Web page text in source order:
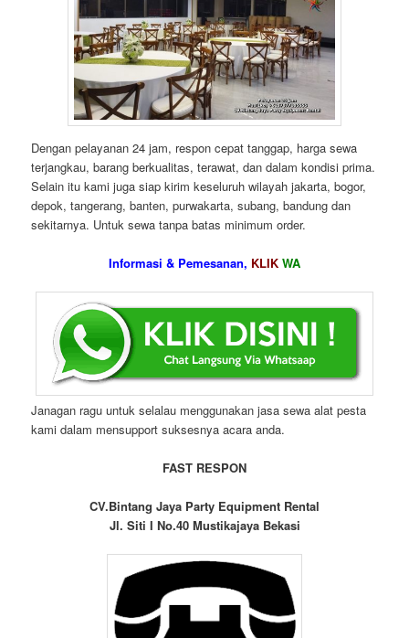
Dengan pelayanan 24 jam, respon cepat tanggap, harga sewa
terjangkau, barang berkualitas, terawat, dan dalam kondisi prima.
Selain itu kami juga siap kirim keseluruh wilayah jakarta, bogor,
depok, tangerang, banten, purwakarta, subang, bandung dan
sekitarnya. Untuk sewa tanpa batas minimum order.
Informasi & Pemesanan, KLIK WA
Janagan ragu untuk selalau menggunakan jasa sewa alat pesta
kami dalam mensupport suksesnya acara anda.
FAST RESPON
CV.Bintang Jaya Party Equipment Rental
Jl. Siti I No.40 Mustikajaya Bekasi